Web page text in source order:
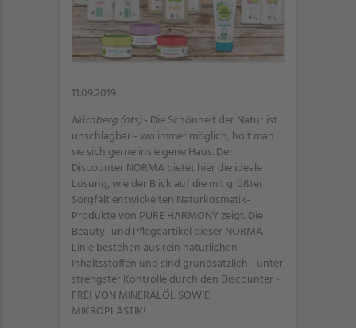
11.09.2019
Nürnberg (ots)- Die Schönheit der Natur ist
unschlagbar - wo immer möglich, holt man
sie sich gerne ins eigene Haus. Der
Discounter NORMA bietet hier die ideale
Lösung, wie der Blick auf die mit größter
Sorgfalt entwickelten Naturkosmetik-
Produkte von PURE HARMONY zeigt. Die
Beauty- und Pflegeartikel dieser NORMA-
Linie bestehen aus rein natürlichen
Inhaltsstoffen und sind grundsätzlich - unter
strengster Kontrolle durch den Discounter -
FREI VON MINERALÖL SOWIE
MIKROPLASTIK!